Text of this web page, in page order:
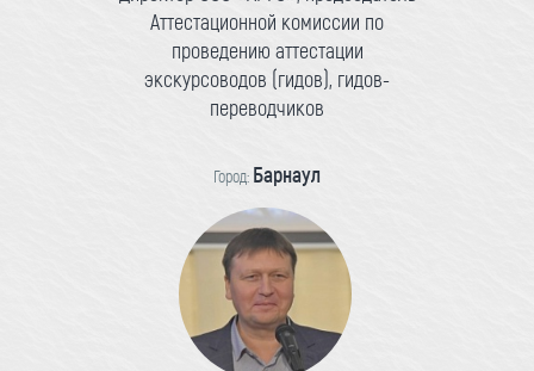
Аттестационной комиссии по
проведению аттестации
экскурсоводов (гидов), гидов-
переводчиков
Город: Барнаул